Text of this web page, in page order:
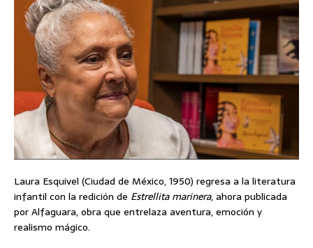
Laura Esquivel (Ciudad de México, 1950) regresa a la literatura
infantil con la redición de Estrellita marinera, ahora publicada
por Alfaguara, obra que entrelaza aventura, emoción y
realismo mágico.